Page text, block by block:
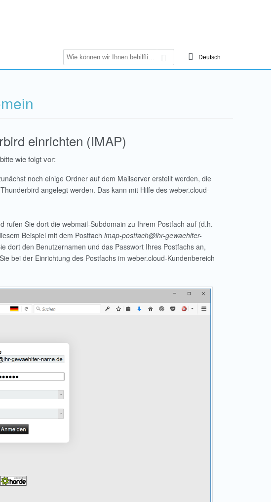
einrichten (IMAP)
wie folgt vor:
noch einige Ordner auf dem Mailserver erstellt werden, die
angelegt werden. Das kann mit Hilfe des weber.cloud-
rufen Sie dort die webmail-Subdomain zu Ihrem Postfach auf (d.h.
Beispiel mit dem Postfach imap-postfach@ihr-gewaehlter-
dort den Benutzernamen und das Passwort Ihres Postfachs an,
bei der Einrichtung des Postfachs im weber.cloud-Kundenbereich